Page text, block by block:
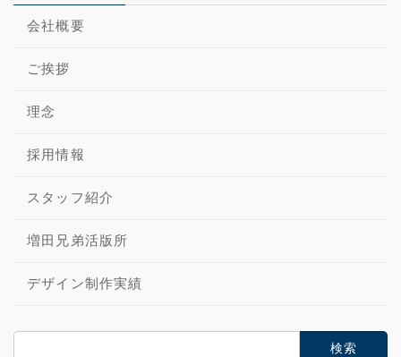
会社概要
ご挨拶
理念
採用情報
スタッフ紹介
増田兄弟活版所
デザイン制作実績